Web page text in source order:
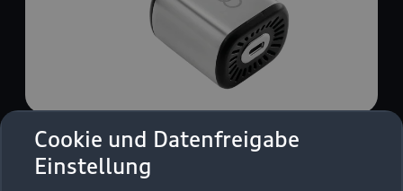
Cookie und Datenfreigabe
Einstellung
USB Power-Ladegerät
USB Power-Ladegerät für schnelles und